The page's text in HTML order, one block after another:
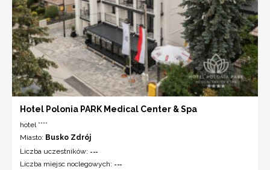
Hotel Polonia PARK Medical Center & Spa
hotel ****
Miasto: Busko Zdrój
Liczba uczestników: ---
Liczba miejsc noclegowych: ---